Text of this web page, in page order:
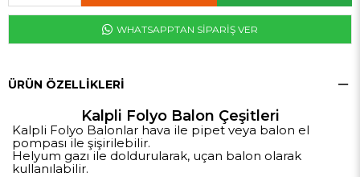
WHATSAPPTAN SİPARİŞ VER
ÜRÜN ÖZELLIKLERI
Kalpli Folyo Balon Çeşitleri
Kalpli Folyo Balonlar hava ile pipet veya balon el
pompası ile şişirilebilir.
Helyum gazı ile doldurularak, uçan balon olarak
kullanılabilir.